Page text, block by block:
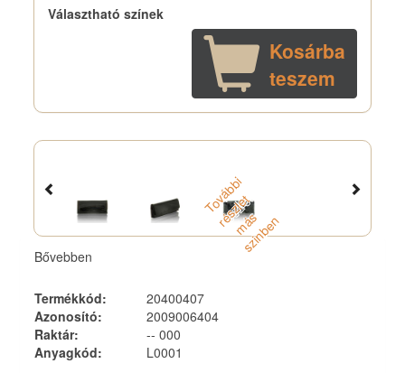
Választható színek
Kosárba
teszem
T
o
v
á
b
b
i
r
é
s
z
l
e
t
m
á
s
s
z
i
n
b
e
n
Bővebben
Termékkód:
20400407
Azonosító:
2009006404
Raktár:
-- 000
Anyagkód:
L0001